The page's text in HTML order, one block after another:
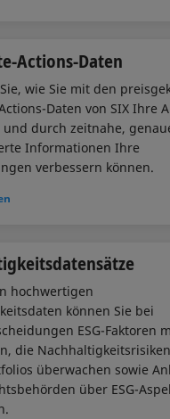
Actions-Daten
wie Sie mit den
Daten von SIX Ihre
durch zeitnahe,
Informationen Ihre
verbessern können.
hochwertigen
können Sie bei
ESG-Faktoren
die
überwachen sowie
über ESG-